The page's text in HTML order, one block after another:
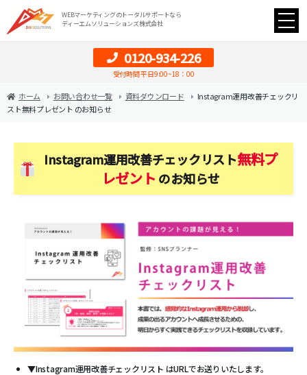
WEBマーケティングのトータルサポートなら
ディーエムソリューションズ株式会社
0120-934-226
受付時間 平日9:00~18：00
ホーム お問い合わせ一覧 資料ダウンロード
Instagram運用改善チェックリ
スト無料プレゼント のお知らせ
Instagram運用改善チェックリスト無料プ
レゼント のお知らせ
▼Instagram運用改善チェックリスト はURLでお送りいたします。